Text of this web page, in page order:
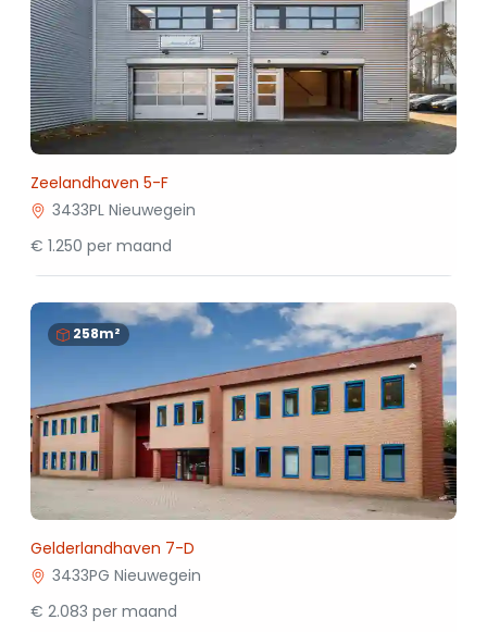
Zeelandhaven 5-F
3433PL Nieuwegein
€ 1.250 per maand
258m²
Gelderlandhaven 7-D
3433PG Nieuwegein
€ 2.083 per maand